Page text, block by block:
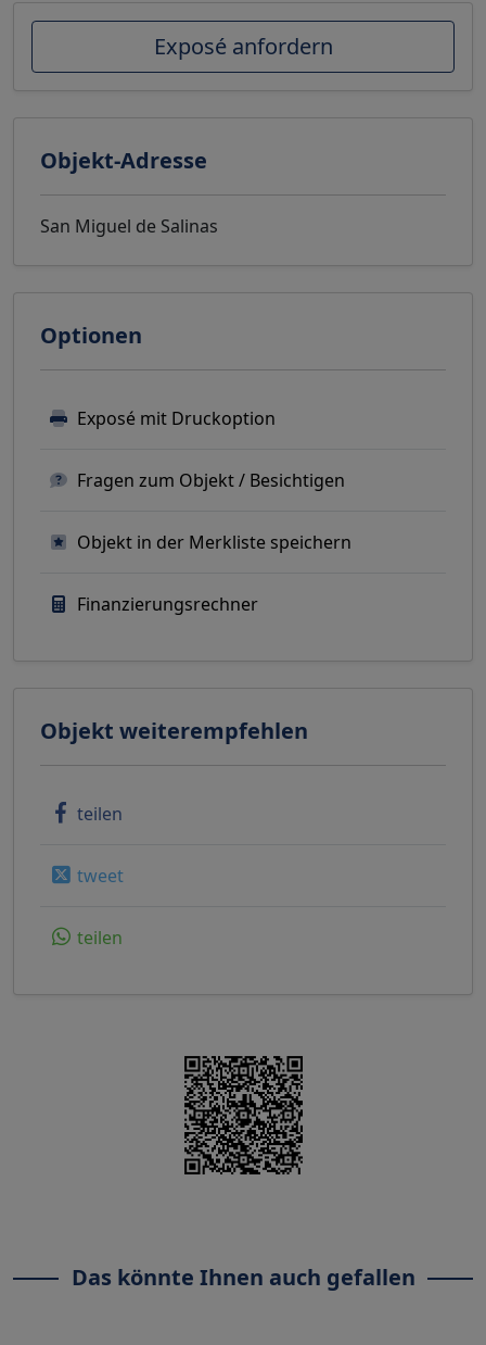
Exposé anfordern
Objekt-Adresse
San Miguel de Salinas
Optionen
Exposé mit Druckoption
Fragen zum Objekt / Besichtigen
Objekt in der Merkliste speichern
Finanzierungsrechner
Objekt weiterempfehlen
teilen
tweet
teilen
Das könnte Ihnen auch gefallen